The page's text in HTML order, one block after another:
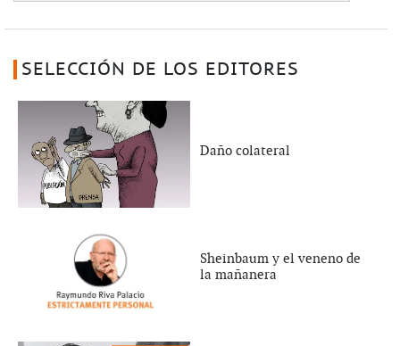
SELECCIÓN DE LOS EDITORES
Daño colateral
Sheinbaum y el veneno de
la mañanera